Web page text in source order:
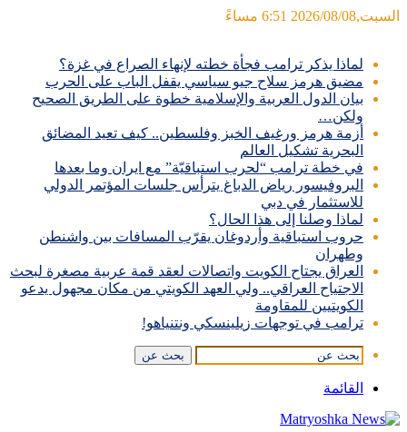
السبت,2026/08/08 6:51 مساءً
لماذا يذكر ترامب فجأة خطته لإنهاء الصراع في غزة؟
مضيق هرمز سلاح جيو سياسي يقفل الباب على الحرب
بيان الدول العربية والإسلامية خطوة على الطريق الصحيح
ولكن…
أزمة هرمز ورغيف الخبز وفلسطين.. كيف تعيد المضائق
البحرية تشكيل العالم
في خطة ترامب “لحرب استباقيّة” مع ايران وما بعدها
البروفيسور رياض الدباغ يترأس جلسات المؤتمر الدولي
للاستثمار في دبي
لماذا وصلنا إلى هذا الحال؟
حروب استباقية وأردوغان يقرّب المسافات بين واشنطن
وطهران
العراق يجتاح الكويت واتصالات لعقد قمة عربية مصغرة لبحث
الاجتياح العراقي.. ولي العهد الكويتي من مكان مجهول يدعو
الكويتيين للمقاومة
ترامب في توجهات زيلينسكي ونتنياهو!
بحث عن
القائمة